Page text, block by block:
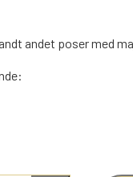
andet poser med